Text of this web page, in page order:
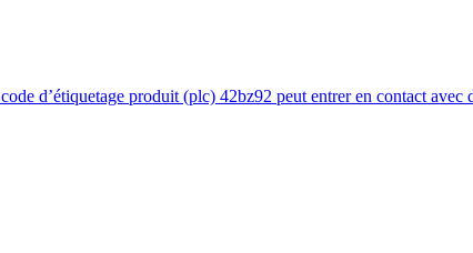
d’étiquetage produit (plc) 42bz92 peut entrer en contact avec